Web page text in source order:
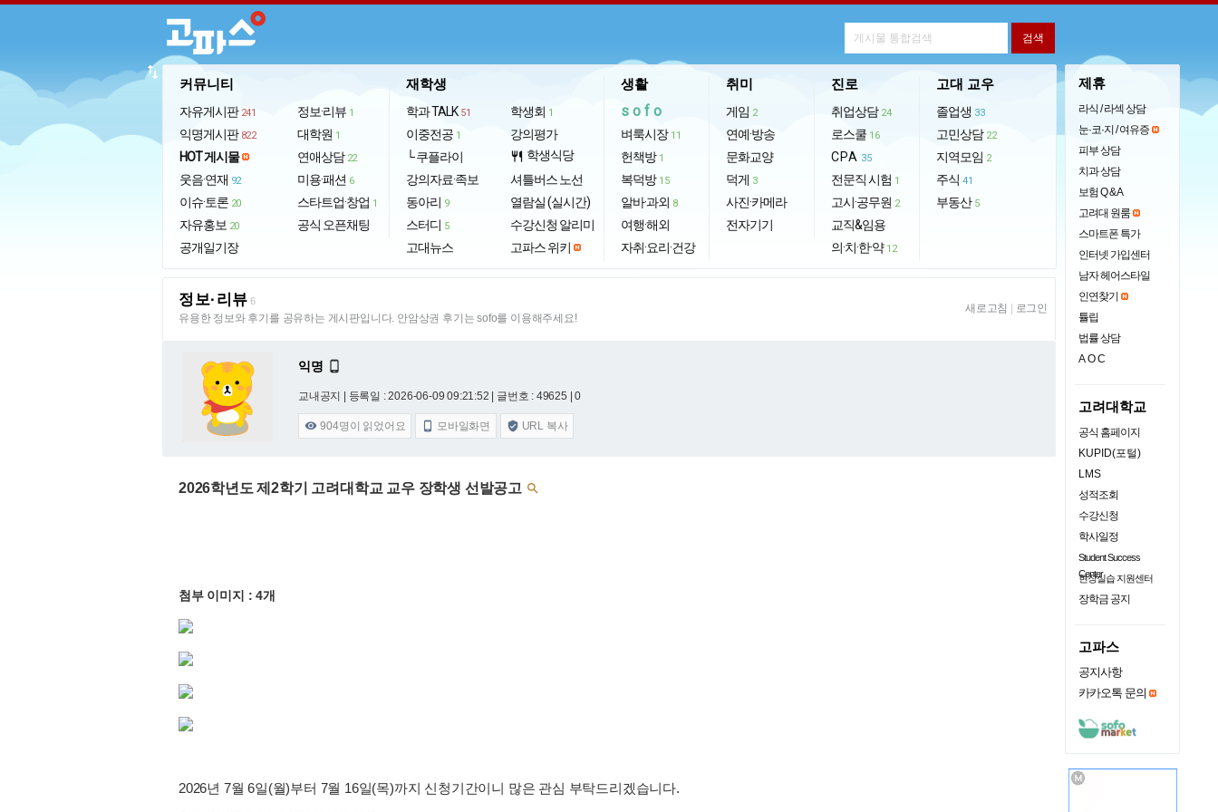
커뮤니티
자유게시판 241
익명게시판 822
HOT 게시물
웃음·연재 92
이슈·토론 20
자유홍보 20
공개일기장
정보·리뷰 1
대학원 1
연애상담 22
미용·패션 6
스타트업·창업 1
공식 오픈채팅
재학생
학과 TALK 51
이중전공 1
└ 쿠플라이
강의자료·족보
동아리 9
스터디 5
고대뉴스
학생회 1
강의평가
restaurant 학생식당
셔틀버스 노선
열람실 (실시간)
수강신청 알리미
고파스 위키
생활
sofo
벼룩시장 11
헌책방 1
복덕방 15
알바·과외 8
여행·해외
자취·요리·건강
취미
게임 2
연예·방송
문화교양
덕게 3
사진·카메라
전자기기
진로
취업상담 24
로스쿨 16
CPA 35
전문직 시험 1
고시·공무원 2
교직&임용
의·치·한·약 12
고대 교우
졸업생 33
고민상담 22
지역모임 2
주식 41
부동산 5
import_export
정보·리뷰 6
유용한 정보와 후기를 공유하는 게시판입니다. 안암상권 후기는 sofo를 이용해주세요!
새로고침 로그인
익명 
교내공지 | 등록일 : 2026-06-09 09:21:52 | 글번호 : 49625 | 0
 904명이 읽었어요  모바일화면  URL 복사
2026학년도 제2학기 고려대학교 교우 장학생 선발공고 
첨부 이미지 : 4개
2026년 7월 6일(월)부터 7월 16일(목)까지 신청기간이니 많은 관심 부탁드리겠습니다.
제휴
라식 / 라섹 상담
눈·코·지 / 여유증
피부 상담
치과 상담
보험 Q & A
고려대 원룸
스마트폰 특가
인터넷 가입센터
남자 헤어스타일
인연찾기
튤립
법률 상담
AOC
고려대학교
공식 홈페이지
KUPID(포털)
LMS
성적조회
수강신청
학사일정
Student Success
Center
현장실습 지원센터
장학금 공지
고파스
공지사항
카카오톡 문의